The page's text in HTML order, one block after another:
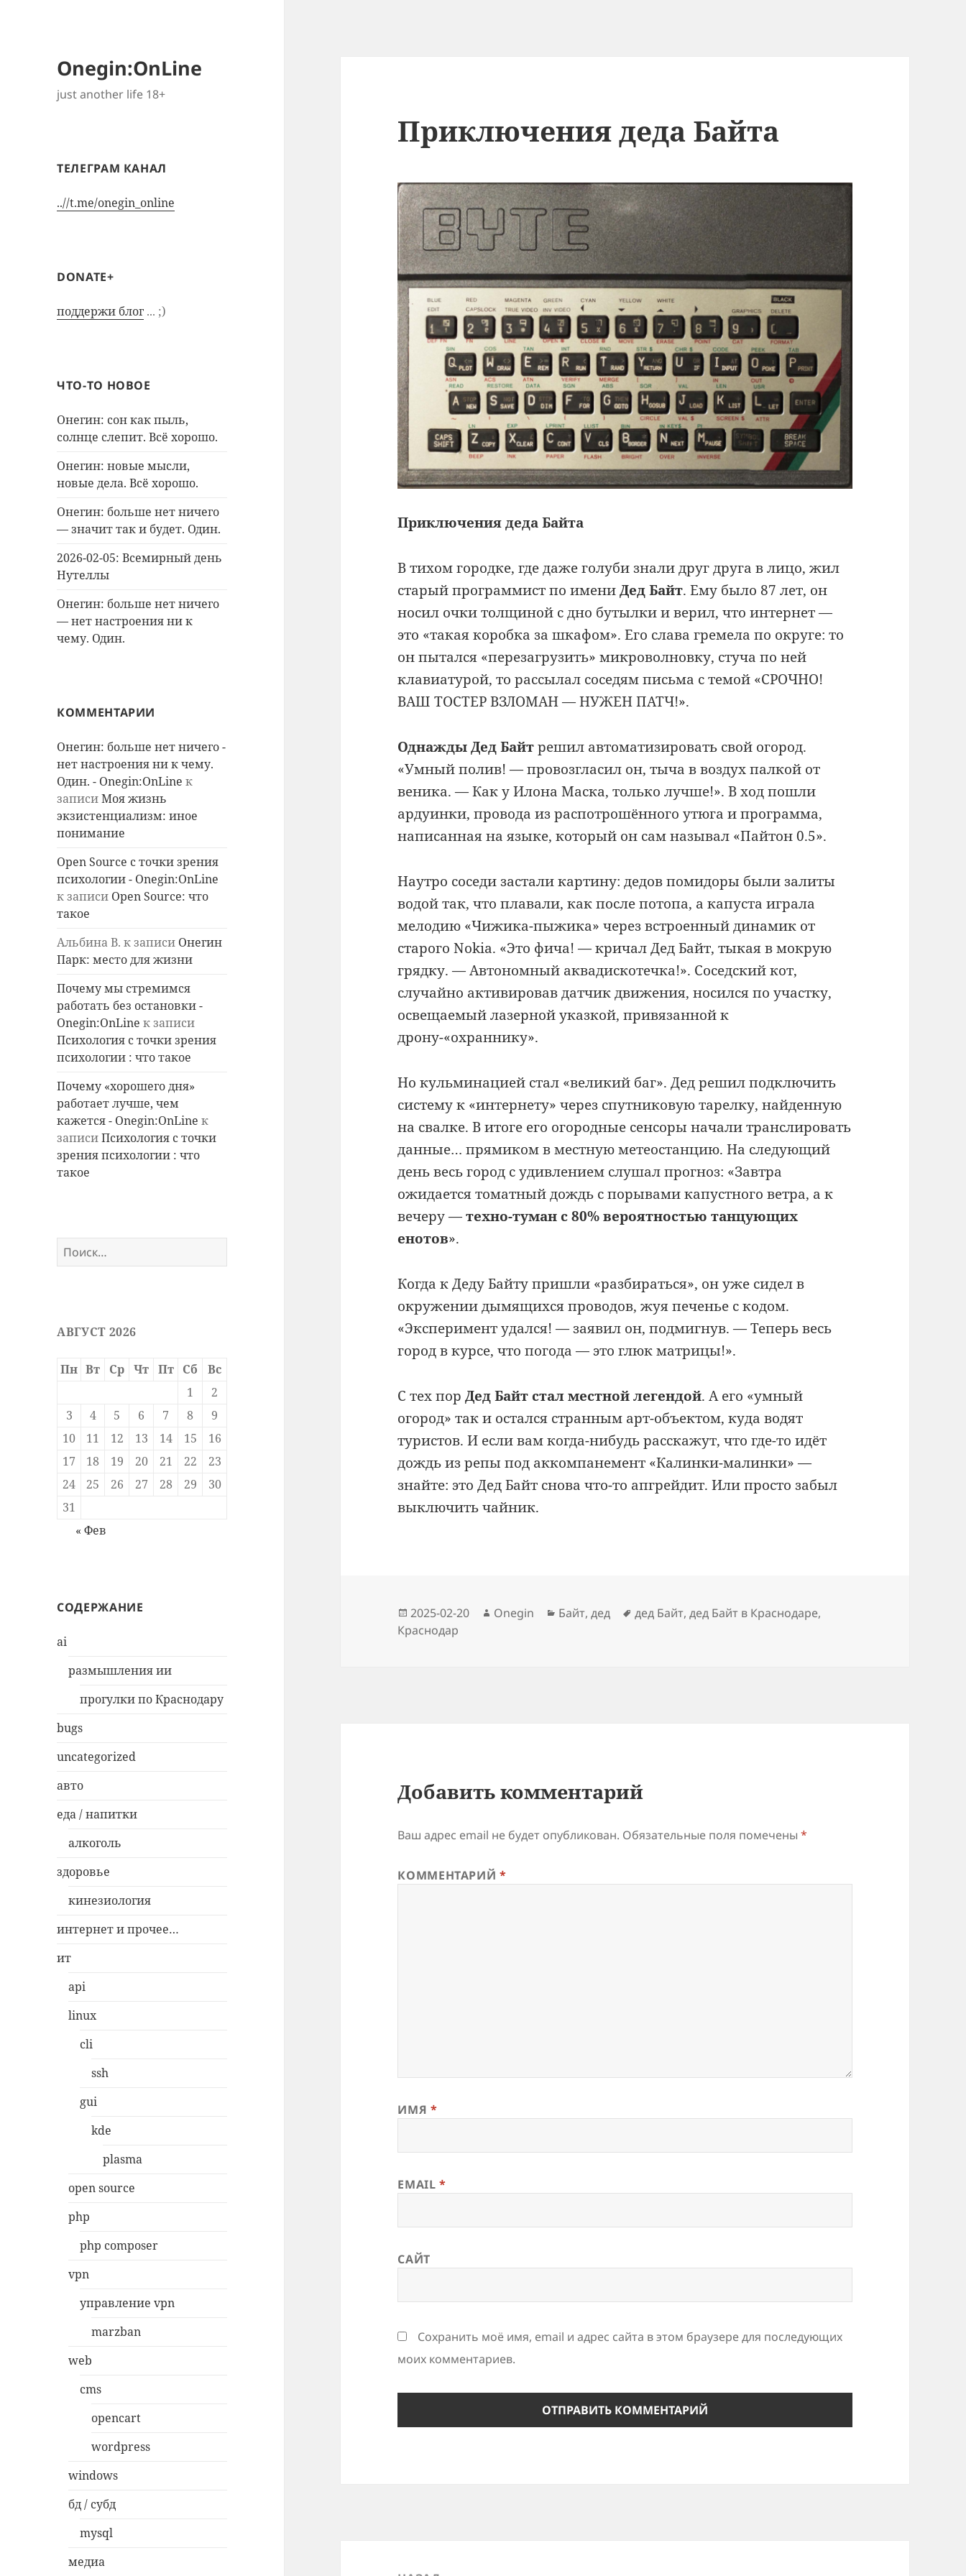
Onegin:OnLine
just another life 18+
ТЕЛЕГРАМ КАНАЛ
..//t.me/onegin_online
DONATE+
поддержи блог ... ;)
ЧТО-ТО НОВОЕ
Онегин: сон как пыль,
солнце слепит. Всё хорошо.
Онегин: новые мысли,
новые дела. Всё хорошо.
Онегин: больше нет ничего
— значит так и будет. Один.
2026-02-05: Всемирный день
Нутеллы
Онегин: больше нет ничего
— нет настроения ни к
чему. Один.
КОММЕНТАРИИ
Онегин: больше нет ничего -
нет настроения ни к чему.
Один. - Onegin:OnLine к
записиМоя жизнь
экзистенциализм: иное
понимание
Open Source с точки зрения
психологии - Onegin:OnLine
к записи Open Source: что
такое
Альбина В. к записи Онегин
Парк: место для жизни
Почему мы стремимся
работать без остановки -
Onegin:OnLine к записи
Психология с точки зрения
психологии : что такое
Почему «хорошего дня»
работает лучше, чем
кажется - Onegin:OnLine к
записиПсихология с точки
зрения психологии : что
такое
Найти:
АВГУСТ 2026
Пн Вт Ср Чт Пт Сб
Вс
1
2
3
4 5 6 7 8
9
10
11 12 13 14 15
16
17
18 19 20 21 22
23
24
25 26 27 28 29
30
31
« Фев
СОДЕРЖАНИЕ
ai
размышления ии
прогулки по Краснодару
bugs
uncategorized
авто
еда / напитки
алкоголь
здоровье
кинезиология
интернет и прочее…
ит
api
linux
cli
ssh
gui
kde
plasma
open source
php
php composer
vpn
управление vpn
marzban
web
cms
opencart
wordpress
windows
бд / субд
mysql
медиа
Приключения деда Байта
Приключения деда Байта
В тихом городке, где даже голуби знали друг друга в лицо, жил
старый программист по имениДед Байт. Ему было 87 лет, он
носил очки толщиной с дно бутылки и верил, что интернет —
это «такая коробка за шкафом». Его слава гремела по округе: то
он пытался «перезагрузить» микроволновку, стуча по ней
клавиатурой, то рассылал соседям письма с темой «СРОЧНО!
ВАШ ТОСТЕР ВЗЛОМАН — НУЖЕН ПАТЧ!».
Однажды Дед Байтрешил автоматизировать свой огород.
«Умный полив! — провозгласил он, тыча в воздух палкой от
веника. — Как у Илона Маска, только лучше!». В ход пошли
ардуинки, провода из распотрошённого утюга и программа,
написанная на языке, который он сам называл «Пайтон 0.5».
Наутро соседи застали картину: дедов помидоры были залиты
водой так, что плавали, как после потопа, а капуста играла
мелодию «Чижика-пыжика» через встроенный динамик от
старого Nokia. «Это фича! — кричал Дед Байт, тыкая в мокрую
грядку. — Автономный аквадискотечка!». Соседский кот,
случайно активировав датчик движения, носился по участку,
освещаемый лазерной указкой, привязанной к
дрону-«охраннику».
Но кульминацией стал «великий баг». Дед решил подключить
систему к «интернету» через спутниковую тарелку, найденную
на свалке. В итоге его огородные сенсоры начали транслировать
данные… прямиком в местную метеостанцию. На следующий
день весь город с удивлением слушал прогноз: «Завтра
ожидается томатный дождь с порывами капустного ветра, а к
вечеру —техно-туман с 80% вероятностью танцующих
енотов».
Когда к Деду Байту пришли «разбираться», он уже сидел в
окружении дымящихся проводов, жуя печенье с кодом.
«Эксперимент удался! — заявил он, подмигнув. — Теперь весь
город в курсе, что погода — это глюк матрицы!».
С тех порДед Байт стал местной легендой. А его «умный
огород» так и остался странным арт-объектом, куда водят
туристов. И если вам когда-нибудь расскажут, что где-то идёт
дождь из репы под аккомпанемент «Калинки-малинки» —
знайте: это Дед Байт снова что-то апгрейдит. Или просто забыл
выключить чайник.
Опубликовано
2025-02-20 Автор
Onegin Рубрики
Байт, дед Метки
дед Байт,дед Байт в Краснодаре,
Краснодар
Добавить комментарий
Ваш адрес email не будет опубликован. Обязательные поля помечены*
КОММЕНТАРИЙ*
ИМЯ *
EMAIL*
САЙТ
Сохранить моё имя, email и адрес сайта в этом браузере для последующих
моих комментариев.